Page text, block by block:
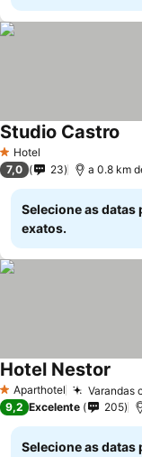
1 Estrelas
Hotel
Studio Castro
7,0 23 a 0.8 km
Selecione as datas
exatos.
1 Estrelas
Aparthotel Varandas
Hotel Nestor
9,2 Excelente 205
Selecione as datas